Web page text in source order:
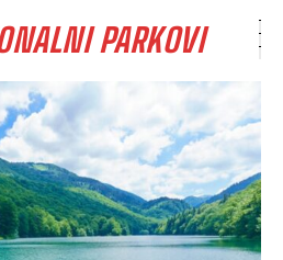
PARKOVI